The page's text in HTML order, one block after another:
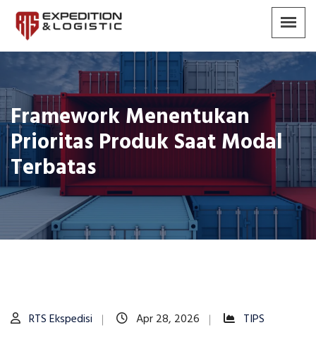
Framework Menentukan
Prioritas Produk Saat Modal
Terbatas
RTS Ekspedisi Apr 28, 2026
TIPS